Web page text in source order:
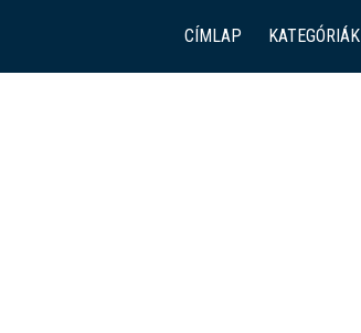
CÍMLAP KATEGÓRIÁK